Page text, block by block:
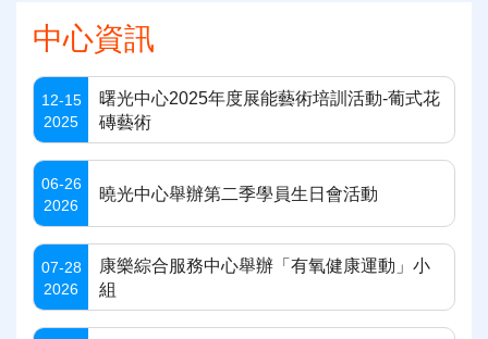
中心資訊
12-15
2025
曙光中心2025年度展能藝術培訓活動-葡式花
磚藝術
06-26
2026
曉光中心舉辦第二季學員生日會活動
07-28
2026
康樂綜合服務中心舉辦「有氧健康運動」小
組